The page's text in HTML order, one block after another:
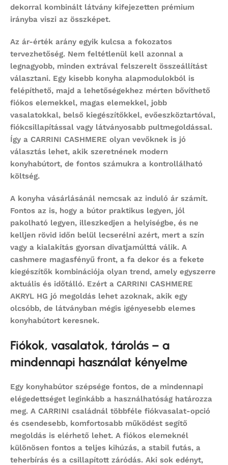
dekorral kombinált látvány kifejezetten prémium
irányba viszi az összképet.
Az ár-érték arány egyik kulcsa a fokozatos
tervezhetőség. Nem feltétlenül kell azonnal a
legnagyobb, minden extrával felszerelt összeállítást
választani. Egy kisebb konyha alapmodulokból is
felépíthető, majd a lehetőségekhez mérten bővíthető
fiókos elemekkel, magas elemekkel, jobb
vasalatokkal, belső kiegészítőkkel, evőeszköztartóval,
fiókcsillapítással vagy látványosabb pultmegoldással.
Így a CARRINI CASHMERE olyan vevőknek is jó
választás lehet, akik szeretnének modern
konyhabútort, de fontos számukra a kontrollálható
költség.
A konyha vásárlásánál nemcsak az induló ár számít.
Fontos az is, hogy a bútor praktikus legyen, jól
pakolható legyen, illeszkedjen a helyiségbe, és ne
kelljen rövid időn belül lecserélni azért, mert a szín
vagy a kialakítás gyorsan divatjamúlttá válik. A
cashmere magasfényű front, a fa dekor és a fekete
kiegészítők kombinációja olyan trend, amely egyszerre
aktuális és időtálló. Ezért a CARRINI CASHMERE
AKRYL HG jó megoldás lehet azoknak, akik egy
olcsóbb, de látványban mégis igényesebb elemes
konyhabútort keresnek.
Fiókok, vasalatok, tárolás – a
mindennapi használat kényelme
Egy konyhabútor szépsége fontos, de a mindennapi
elégedettséget leginkább a használhatóság határozza
meg. A CARRINI családnál többféle fiókvasalat-opció
és csendesebb, komfortosabb működést segítő
megoldás is elérhető lehet. A fiókos elemeknél
különösen fontos a teljes kihúzás, a stabil futás, a
teherbírás és a csillapított záródás. Aki sok edényt,